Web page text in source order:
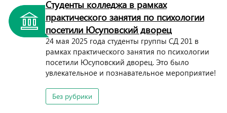
Студенты колледжа в рамках
практического занятия по психологии
посетили Юсуповский дворец
24 мая 2025 года студенты группы СД 201 в
рамках практического занятия по психологии
посетили Юсуповский дворец. Это было
увлекательное и познавательное мероприятие!
Без рубрики